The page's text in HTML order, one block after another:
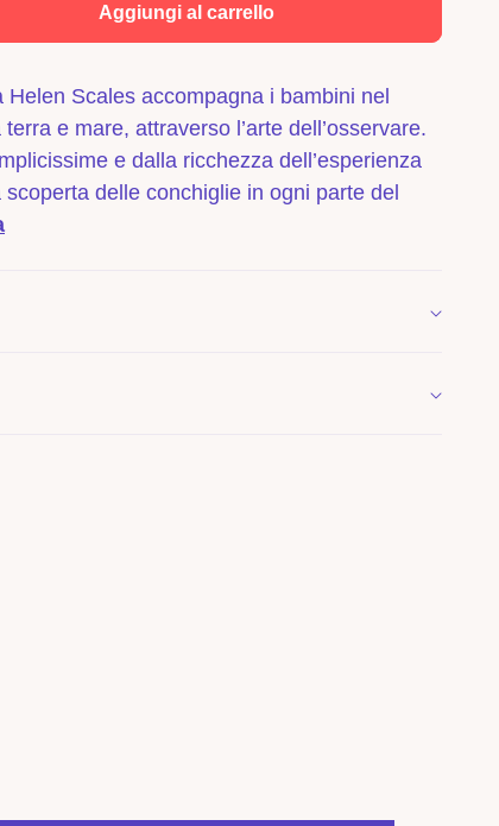
Aggiungi al carrello
Scales accompagna i bambini nel
e mare, attraverso l’arte dell’osservare.
e dalla ricchezza dell’esperienza
delle conchiglie in ogni parte del